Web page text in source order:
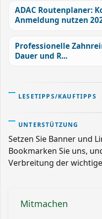
ADAC Routenplaner:
Anmeldung nutzen
Professionelle
Dauer und R...
LESETIPPS/KAUFTIPPS
UNTERSTÜTZUNG
Setzen Sie Banner und
Bookmarken Sie uns,
Verbreitung der
Mitmachen